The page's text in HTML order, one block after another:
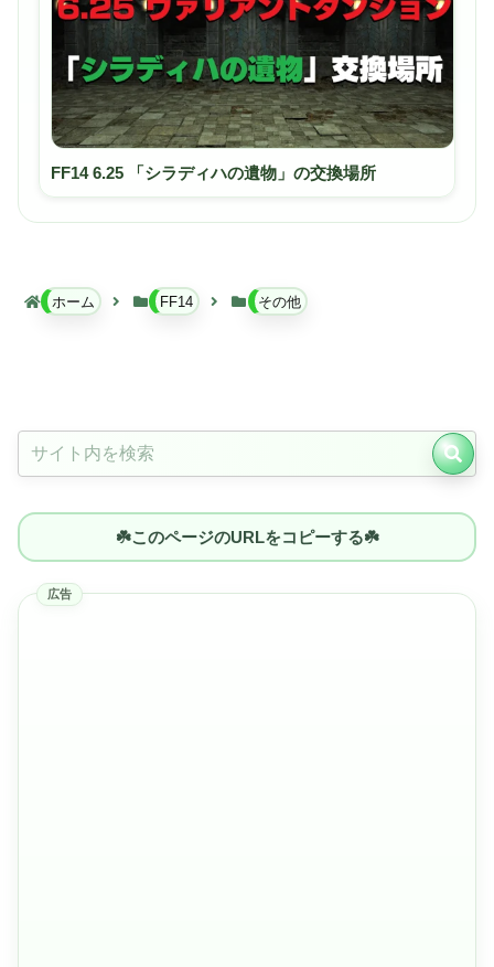
FF14 6.25 「シラディハの遺物」の交換場所
ホーム FF14 その他
☘️このページのURLをコピーする☘️
広告